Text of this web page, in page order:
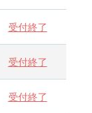
受付終了
受付終了
受付終了